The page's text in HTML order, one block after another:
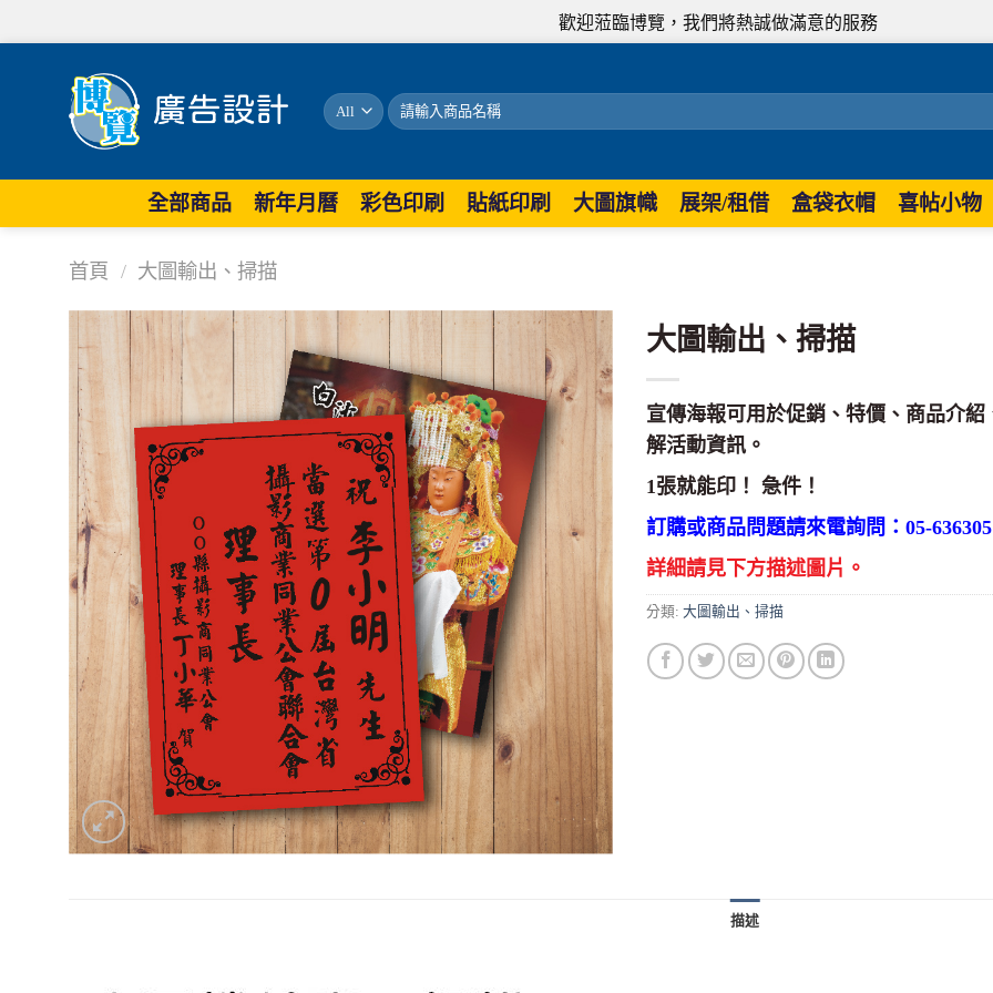
歡迎蒞臨博覽，我們將熱誠做滿意的服務
搜
尋
全部商品 新年月曆 彩色印刷 貼紙印刷 大圖旗幟 展架/租借 盒袋衣帽 喜帖小物
首頁 / 大圖輸出、掃描
大圖輸出、掃描
宣傳海報可用於促銷、特價、商品介
解活動資訊。
1張就能印！ 急件！
訂購或商品問題請來電詢問：05-
詳細請見下方描述圖片。
分類: 大圖輸出、掃描
描述